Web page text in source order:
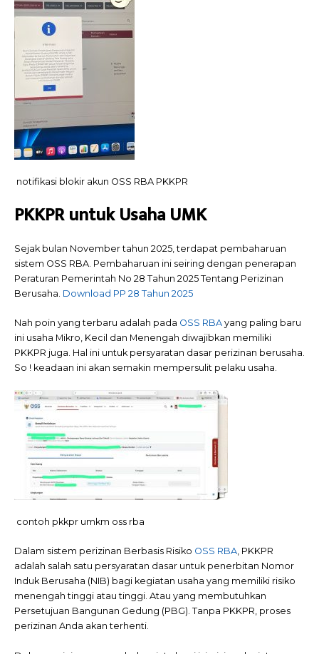
notifikasi blokir akun OSS RBA PKKPR
PKKPR untuk Usaha UMK
Sejak bulan November tahun 2025, terdapat pembaharuan
sistem OSS RBA. Pembaharuan ini seiring dengan penerapan
Peraturan Pemerintah No 28 Tahun 2025 Tentang Perizinan
Berusaha. Download PP 28 Tahun 2025
Nah poin yang terbaru adalah pada OSS RBA yang paling baru
ini usaha Mikro, Kecil dan Menengah diwajibkan memiliki
PKKPR juga. Hal ini untuk persyaratan dasar perizinan berusaha.
So ! keadaan ini akan semakin mempersulit pelaku usaha.
contoh pkkpr umkm oss rba
Dalam sistem perizinan Berbasis Risiko OSS RBA, PKKPR
adalah salah satu persyaratan dasar untuk penerbitan Nomor
Induk Berusaha (NIB) bagi kegiatan usaha yang memiliki risiko
menengah tinggi atau tinggi. Atau yang membutuhkan
Persetujuan Bangunan Gedung (PBG). Tanpa PKKPR, proses
perizinan Anda akan terhenti.